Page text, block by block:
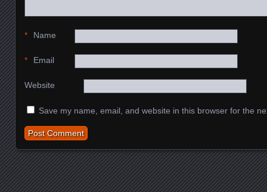
Name
*
Email
*
Website
Save my name, email, and website in this browser for the